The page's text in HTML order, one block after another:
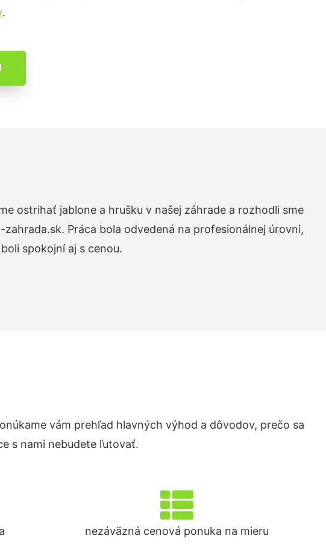
.
ostrihať jablone a hrušku v našej záhrade a rozhodli sme
zahrada.sk. Práca bola odvedená na profesionálnej úrovni,
spokojní aj s cenou.
vám prehľad hlavných výhod a dôvodov, prečo sa
s nami nebudete ľutovať.
nezáväzná cenová ponuka na mieru